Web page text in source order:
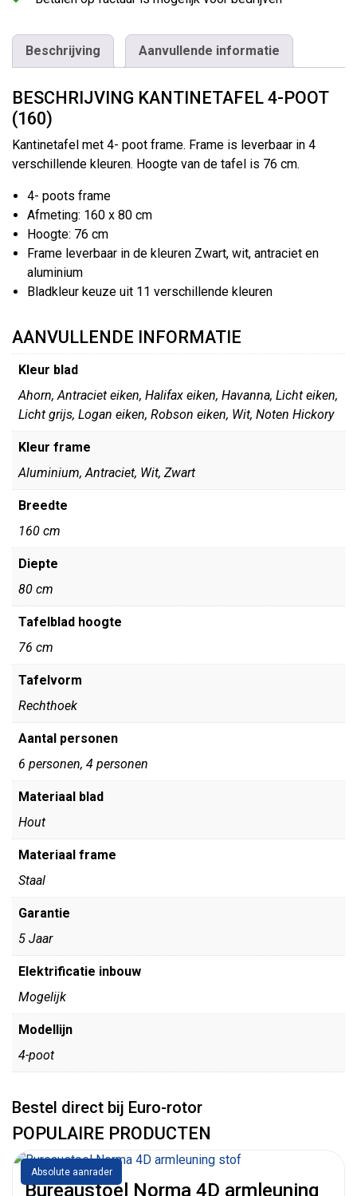
Beschrijving Aanvullende informatie
BESCHRIJVING KANTINETAFEL 4-POOT
(160)
Kantinetafel met 4- poot frame. Frame is leverbaar in 4
verschillende kleuren. Hoogte van de tafel is 76 cm.
4- poots frame
Afmeting: 160 x 80 cm
Hoogte: 76 cm
Frame leverbaar in de kleuren Zwart, wit, antraciet en
aluminium
Bladkleur keuze uit 11 verschillende kleuren
AANVULLENDE INFORMATIE
Kleur blad
Ahorn, Antraciet eiken, Halifax eiken, Havanna, Licht eiken,
Licht grijs, Logan eiken, Robson eiken, Wit, Noten Hickory
Kleur frame
Aluminium, Antraciet, Wit, Zwart
Breedte
160 cm
Diepte
80 cm
Tafelblad hoogte
76 cm
Tafelvorm
Rechthoek
Aantal personen
6 personen, 4 personen
Materiaal blad
Hout
Materiaal frame
Staal
Garantie
5 Jaar
Elektrificatie inbouw
Mogelijk
Modellijn
4-poot
Bestel direct bij Euro-rotor
POPULAIRE PRODUCTEN
Absolute aanrader
Bureaustoel Norma 4D armleuning